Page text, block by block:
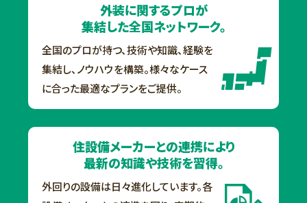
外装に関するプロが
集結した全国ネットワーク。
全国のプロが持つ、技術や知識、経験を
集結し、ノウハウを構築。様々なケース
に合った最適なプランをご提供。
住設備メーカーとの連携により
最新の知識や技術を習得。
外回りの設備は日々進化しています。各